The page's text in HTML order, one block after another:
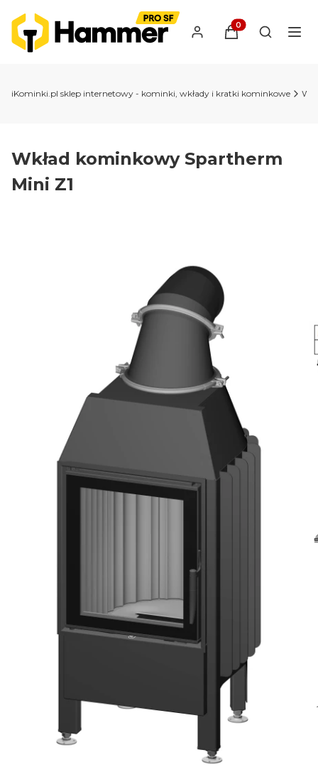
Produkty w
Otwórz
iKominki.pl sklep internetowy - kominki, wkłady i kratki kominkowe
Wkład kominkowy Spartherm
Mini Z1